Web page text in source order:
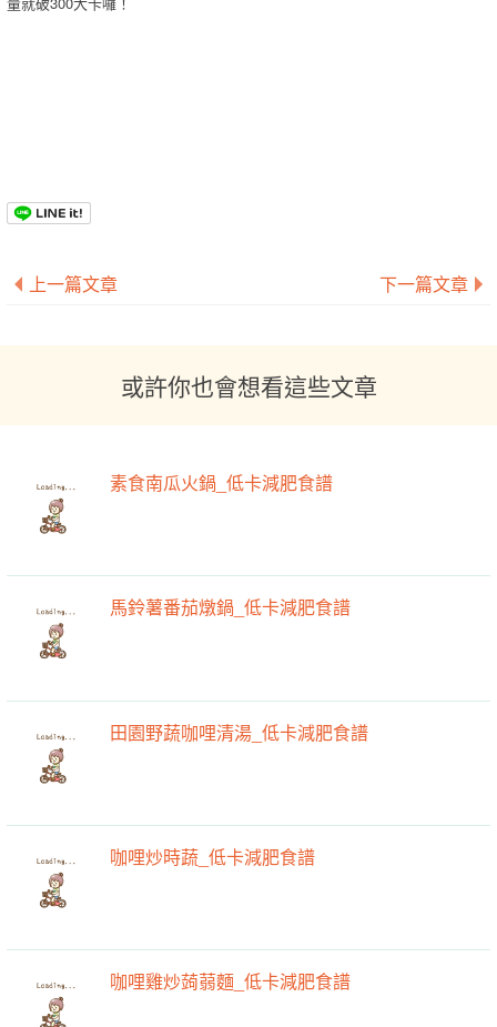
上一篇文章 下一篇文章
或許你也會想看這些文章
素食南瓜火鍋_低卡減肥食譜
馬鈴薯番茄燉鍋_低卡減肥食譜
田園野蔬咖哩清湯_低卡減肥食譜
咖哩炒時蔬_低卡減肥食譜
咖哩雞炒蒟蒻麵_低卡減肥食譜